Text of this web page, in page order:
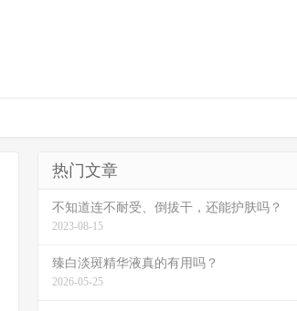
热门文章
不知道连不耐受、倒拔干，还能护肤吗？
2023-08-15
臻白淡斑精华液真的有用吗？
2026-05-25